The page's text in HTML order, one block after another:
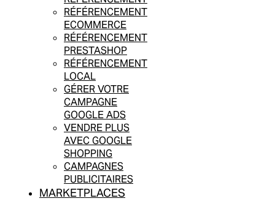
RÉFÉRENCEMENT
ECOMMERCE
RÉFÉRENCEMENT
PRESTASHOP
RÉFÉRENCEMENT
LOCAL
GÉRER VOTRE
CAMPAGNE
GOOGLE ADS
VENDRE PLUS
AVEC GOOGLE
SHOPPING
CAMPAGNES
PUBLICITAIRES
MARKETPLACES